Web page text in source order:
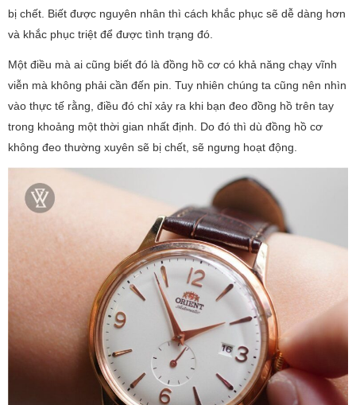
bị chết. Biết được nguyên nhân thì cách khắc phục sẽ dễ dàng hơn
và khắc phục triệt để được tình trạng đó.
Một điều mà ai cũng biết đó là đồng hồ cơ có khả năng chạy vĩnh
viễn mà không phải cần đến pin. Tuy nhiên chúng ta cũng nên nhìn
vào thực tế rằng, điều đó chỉ xảy ra khi bạn đeo đồng hồ trên tay
trong khoảng một thời gian nhất định. Do đó thì dù đồng hồ cơ
không đeo thường xuyên sẽ bị chết, sẽ ngưng hoạt động.